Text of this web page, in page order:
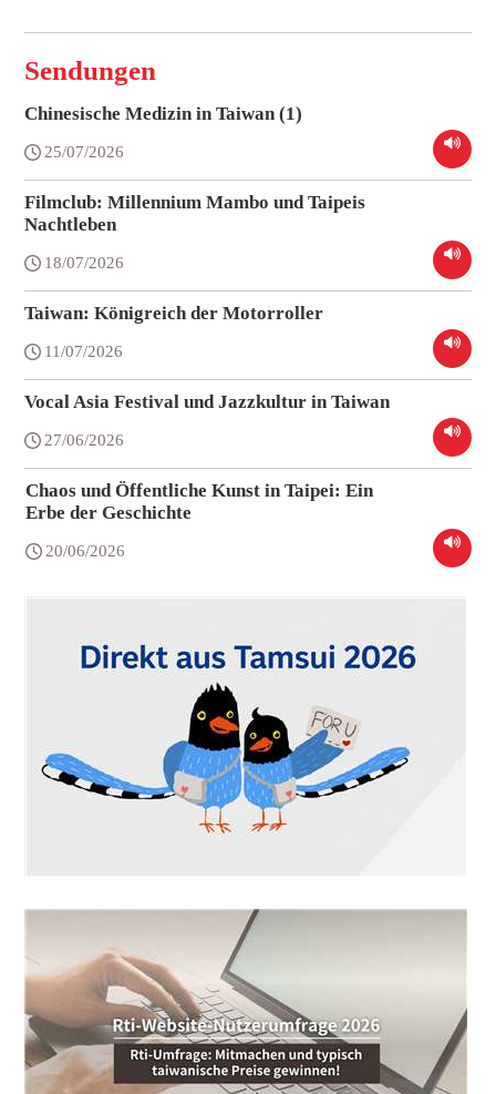
Sendungen
Chinesische Medizin in Taiwan (1)
25/07/2026
Filmclub: Millennium Mambo und Taipeis
Nachtleben
18/07/2026
Taiwan: Königreich der Motorroller
11/07/2026
Vocal Asia Festival und Jazzkultur in Taiwan
27/06/2026
Chaos und Öffentliche Kunst in Taipei: Ein
Erbe der Geschichte
20/06/2026